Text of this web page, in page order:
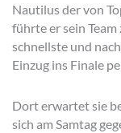
Nautilus der von
führte er sein Team
schnellste und
Einzug ins Finale
Dort erwartet sie
sich am Samtag